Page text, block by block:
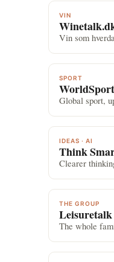
VIN
Vin som
SPORT
Global sport,
IDEAS · AI
Think
Clearer
THE GROUP
Leisuretalk
The whole